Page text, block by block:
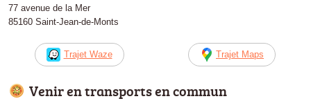
77 avenue de la Mer
85160 Saint-Jean-de-Monts
Trajet Waze Trajet Maps
Venir en transports en commun